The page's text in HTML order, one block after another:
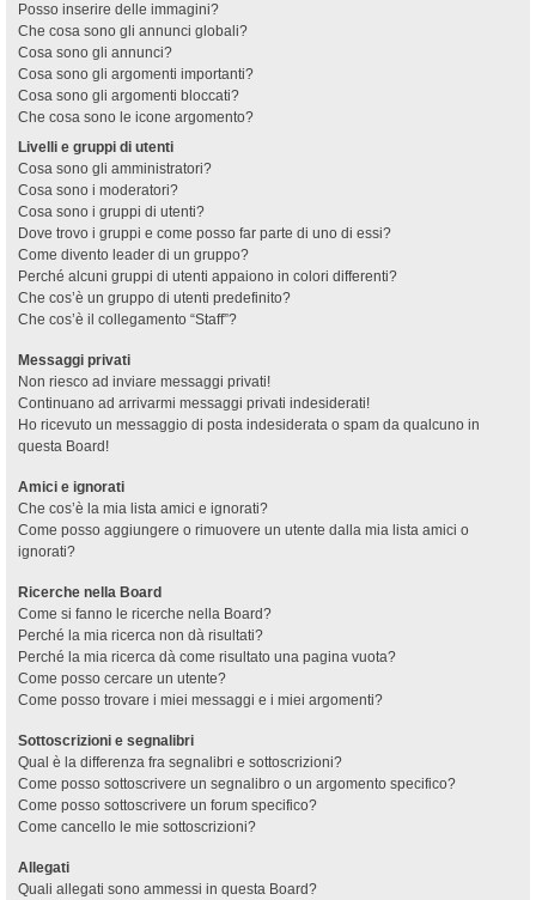
Posso inserire delle immagini?
Che cosa sono gli annunci globali?
Cosa sono gli annunci?
Cosa sono gli argomenti importanti?
Cosa sono gli argomenti bloccati?
Che cosa sono le icone argomento?
Livelli e gruppi di utenti
Cosa sono gli amministratori?
Cosa sono i moderatori?
Cosa sono i gruppi di utenti?
Dove trovo i gruppi e come posso far parte di uno di essi?
Come divento leader di un gruppo?
Perché alcuni gruppi di utenti appaiono in colori differenti?
Che cos’è un gruppo di utenti predefinito?
Che cos’è il collegamento “Staff”?
Messaggi privati
Non riesco ad inviare messaggi privati!
Continuano ad arrivarmi messaggi privati indesiderati!
Ho ricevuto un messaggio di posta indesiderata o spam da qualcuno in
questa Board!
Amici e ignorati
Che cos’è la mia lista amici e ignorati?
Come posso aggiungere o rimuovere un utente dalla mia lista amici o
ignorati?
Ricerche nella Board
Come si fanno le ricerche nella Board?
Perché la mia ricerca non dà risultati?
Perché la mia ricerca dà come risultato una pagina vuota?
Come posso cercare un utente?
Come posso trovare i miei messaggi e i miei argomenti?
Sottoscrizioni e segnalibri
Qual è la differenza fra segnalibri e sottoscrizioni?
Come posso sottoscrivere un segnalibro o un argomento specifico?
Come posso sottoscrivere un forum specifico?
Come cancello le mie sottoscrizioni?
Allegati
Quali allegati sono ammessi in questa Board?